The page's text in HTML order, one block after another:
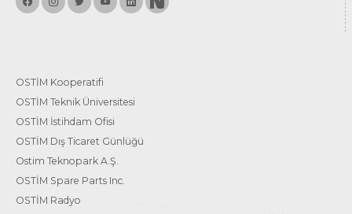
OSTİM Kooperatifi
OSTİM Teknik Üniversitesi
OSTİM İstihdam Ofisi
OSTİM Dış Ticaret Günlüğü
Ostim Teknopark A.Ş.
OSTİM Spare Parts Inc.
OSTİM Radyo